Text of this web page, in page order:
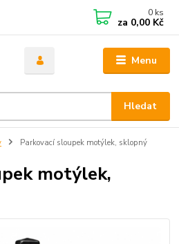
Menu
Hledat
0 ks
za 0,00 Kč
Parkovací sloupek motýlek, sklopný
motýlek,